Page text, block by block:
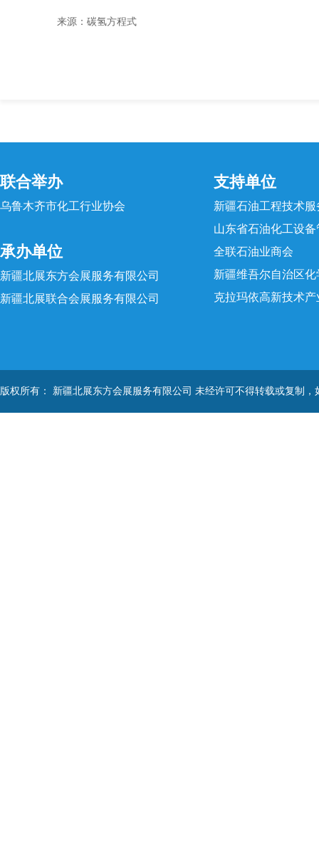
来源：碳氢方程式
联合举办
乌鲁木齐市化工行业协会
承办单位
新疆北展东方会展服务有限公司
新疆北展联合会展服务有限公司
支持单位
新疆石油工程技术
山东省石油化工设
全联石油业商会
新疆维吾尔自治区化
克拉玛依高新技术
版权所有： 新疆北展东方会展服务有限公司 未经许可不得转载或复制